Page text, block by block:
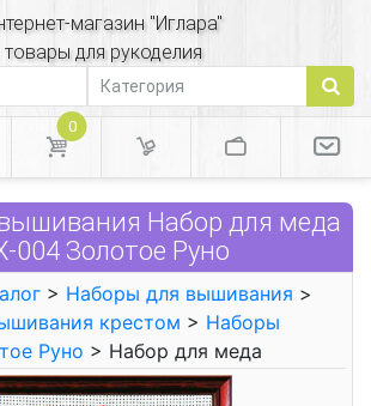
магазин "Иглара"
товары для рукоделия
0
Набор для меда
004 Золотое Руно
> Наборы для вышивания >
крестом > Наборы
Руно > Набор для меда